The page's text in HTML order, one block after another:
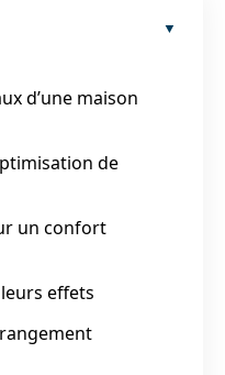
d’une maison
de
un confort
effets